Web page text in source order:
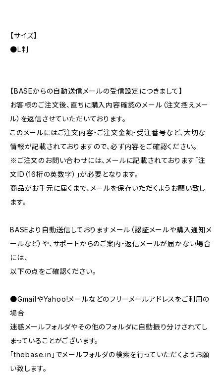
【サイズ】
●L判
【BASEからの自動送信メールの受信設定につきまして】
お客様のご注文後、直ちに購入内容確認のメール（注文控えメー
ル）を返信させていただいております。
このメールにはご注文内容・ご注文金額・受注番号など、大切な
情報が記載されておりますので、必ず内容をご確認ください。
※ご注文のお問い合わせには、メールに記載されております「注
文ID（16桁の英数字）」が必要となります。
商品がお手元に届くまで、メールを保存いただくようお願い致し
ます。
BASEより自動送信しておりますメール（認証メールや購入通知メ
ールなど）や、サポートからのご案内・返信メールが届かない場合
には、
以下の点をご確認ください。
●GmailやYahoo!メールなどのフリーメールアドレスをご利用の
場合
迷惑メールフォルダやその他のフォルダに自動振り分けされてし
まっていることがございます。
「thebase.in」でメールフォルダの検索を行っていただくようお願
い致します。